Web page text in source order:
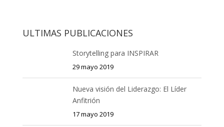
ULTIMAS PUBLICACIONES
Storytelling para INSPIRAR
29 mayo 2019
Nueva visión del Liderazgo: El Líder
Anfitrión
17 mayo 2019